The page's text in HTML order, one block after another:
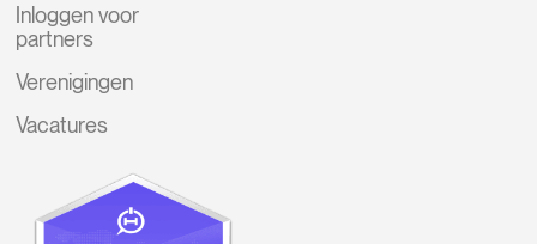
Inloggen voor
partners
Verenigingen
Vacatures